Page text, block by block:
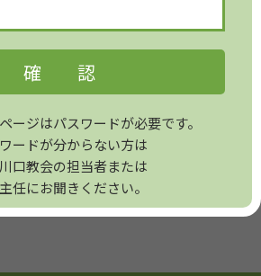
ージはパスワードが必要です。
ードが分からない方は
口教会の担当者または
任にお聞きください。